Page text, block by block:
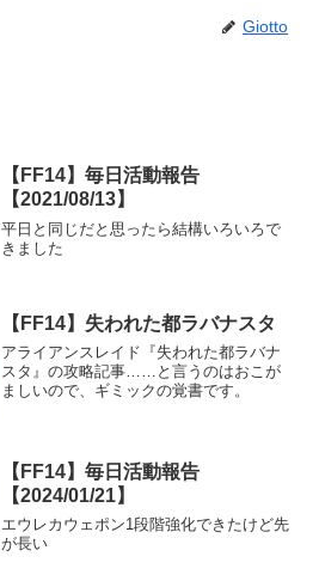
Giotto
【FF14】毎日活動報告
【2021/08/13】
平日と同じだと思ったら結構いろいろで
きました
【FF14】失われた都ラバナスタ
アライアンスレイド『失われた都ラバナ
スタ』の攻略記事……と言うのはおこが
ましいので、ギミックの覚書です。
【FF14】毎日活動報告
【2024/01/21】
エウレカウェポン1段階強化できたけど先
が長い